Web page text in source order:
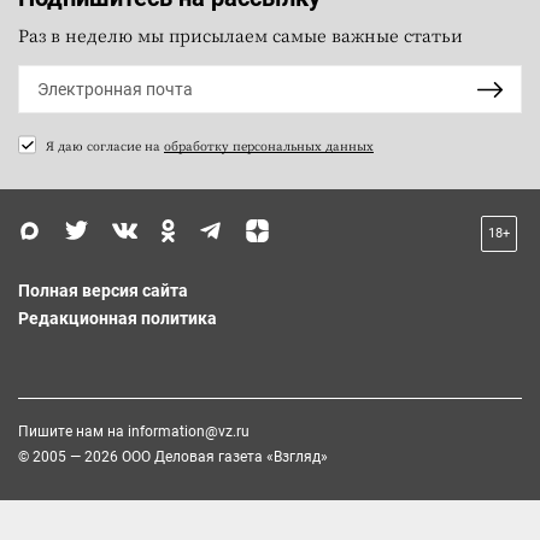
Раз в неделю мы присылаем самые важные статьи
Я даю согласие на обработку персональных данных
18+
Полная версия сайта
Редакционная политика
Пишите нам на information@vz.ru
© 2005 — 2026 ООО Деловая газета «Взгляд»